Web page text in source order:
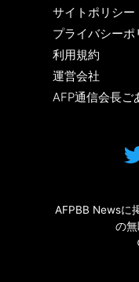
サイトポリシー
プライバシーポ
利用規約
運営会社
AFP通信会長ご
AFPBB Newsに
の無